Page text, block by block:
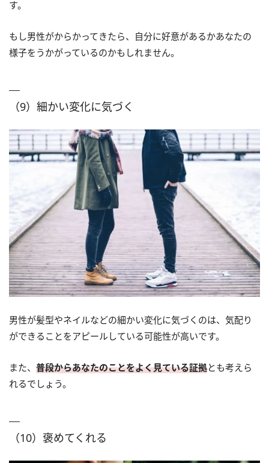
す。
もし男性がからかってきたら、自分に好意があるかあなたの
様子をうかがっているのかもしれません。
（9）細かい変化に気づく
男性が髪型やネイルなどの細かい変化に気づくのは、気配り
ができることをアピールしている可能性が高いです。
また、 普段からあなたのことをよく見ている証拠とも考えら
れるでしょう。
（10）褒めてくれる